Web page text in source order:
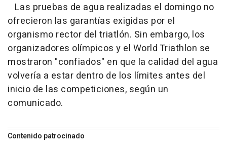
Las pruebas de agua realizadas el domingo no
ofrecieron las garantías exigidas por el
organismo rector del triatlón. Sin embargo, los
organizadores olímpicos y el World Triathlon se
mostraron "confiados" en que la calidad del agua
volvería a estar dentro de los límites antes del
inicio de las competiciones, según un
comunicado.
Contenido patrocinado